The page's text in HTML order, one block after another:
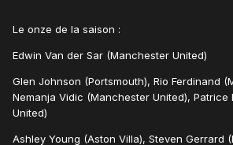
Le onze de la saison :
Edwin Van der Sar (Manchester United)
Glen Johnson (Portsmouth), Rio Ferdinand
Nemanja Vidic (Manchester United), Patrice
United)
Ashley Young (Aston Villa), Steven Gerrard